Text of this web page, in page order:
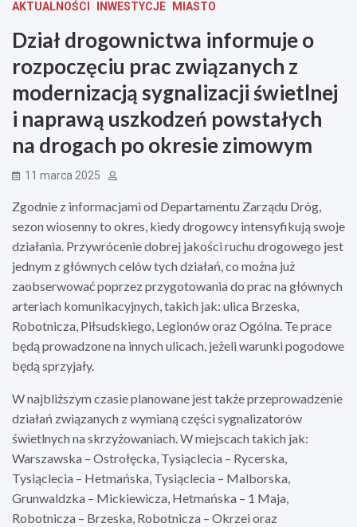
AKTUALNOŚCI INWESTYCJE MIASTO
Dział drogownictwa informuje o
rozpoczęciu prac związanych z
modernizacją sygnalizacji świetlnej
i naprawą uszkodzeń powstałych
na drogach po okresie zimowym
11 marca 2025
Zgodnie z informacjami od Departamentu Zarządu Dróg,
sezon wiosenny to okres, kiedy drogowcy intensyfikują swoje
działania. Przywrócenie dobrej jakości ruchu drogowego jest
jednym z głównych celów tych działań, co można już
zaobserwować poprzez przygotowania do prac na głównych
arteriach komunikacyjnych, takich jak: ulica Brzeska,
Robotnicza, Piłsudskiego, Legionów oraz Ogólna. Te prace
będą prowadzone na innych ulicach, jeżeli warunki pogodowe
będą sprzyjały.
W najbliższym czasie planowane jest także przeprowadzenie
działań związanych z wymianą części sygnalizatorów
świetlnych na skrzyżowaniach. W miejscach takich jak:
Warszawska – Ostrołęcka, Tysiąclecia – Rycerska,
Tysiąclecia – Hetmańska, Tysiąclecia – Malborska,
Grunwaldzka – Mickiewicza, Hetmańska – 1 Maja,
Robotnicza – Brzeska, Robotnicza – Okrzei oraz